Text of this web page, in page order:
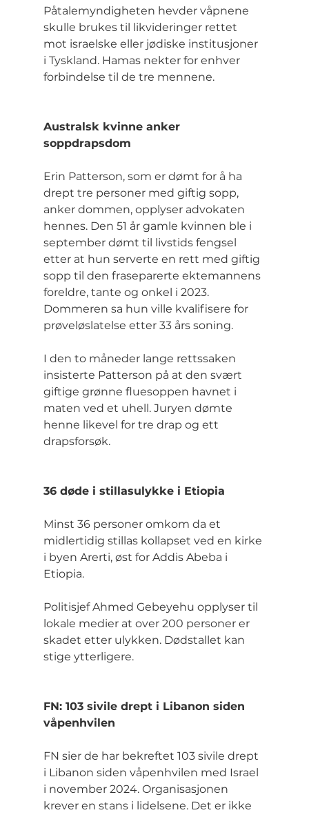
Påtalemyndigheten hevder våpnene
skulle brukes til likvideringer rettet
mot israelske eller jødiske institusjoner
i Tyskland. Hamas nekter for enhver
forbindelse til de tre mennene.
Australsk kvinne anker
soppdrapsdom
Erin Patterson, som er dømt for å ha
drept tre personer med giftig sopp,
anker dommen, opplyser advokaten
hennes. Den 51 år gamle kvinnen ble i
september dømt til livstids fengsel
etter at hun serverte en rett med giftig
sopp til den fraseparerte ektemannens
foreldre, tante og onkel i 2023.
Dommeren sa hun ville kvalifisere for
prøveløslatelse etter 33 års soning.
I den to måneder lange rettssaken
insisterte Patterson på at den svært
giftige grønne fluesoppen havnet i
maten ved et uhell. Juryen dømte
henne likevel for tre drap og ett
drapsforsøk.
36 døde i stillasulykke i Etiopia
Minst 36 personer omkom da et
midlertidig stillas kollapset ved en kirke
i byen Arerti, øst for Addis Abeba i
Etiopia.
Politisjef Ahmed Gebeyehu opplyser til
lokale medier at over 200 personer er
skadet etter ulykken. Dødstallet kan
stige ytterligere.
FN: 103 sivile drept i Libanon siden
våpenhvilen
FN sier de har bekreftet 103 sivile drept
i Libanon siden våpenhvilen med Israel
i november 2024. Organisasjonen
krever en stans i lidelsene. Det er ikke